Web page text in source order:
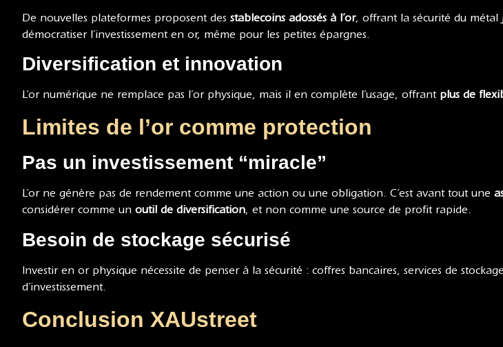
De nouvelles plateformes proposent des stablecoins adossés à l’or, offrant la sécurité du
démocratiser l’investissement en or, même pour les petites épargnes.
Diversification et innovation
L’or numérique ne remplace pas l’or physique, mais il en complète l’usage, offrant plus de
Limites de l’or comme protection
Pas un investissement “miracle”
L’or ne génère pas de rendement comme une action ou une obligation. C’est avant tout une
considérer comme un outil de diversification, et non comme une source de profit rapide.
Besoin de stockage sécurisé
Investir en or physique nécessite de penser à la sécurité : coffres bancaires, services de
d’investissement.
Conclusion XAUstreet